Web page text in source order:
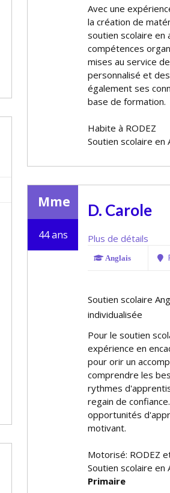
Avec une
la création de
soutien scolaire en
compétences
mises au service
personnalisé et
également ses
base de formation.
Habite à RODEZ
Soutien scolaire en
Mme
44 ans
D. Carole
Plus de détails
Anglais
Soutien scolaire
individualisée
Pour le soutien
expérience en
pour offrir un
comprendre les
rythmes
regain de
opportunités
motivant.
Motorisé: RODEZ
Soutien scolaire en
Primaire